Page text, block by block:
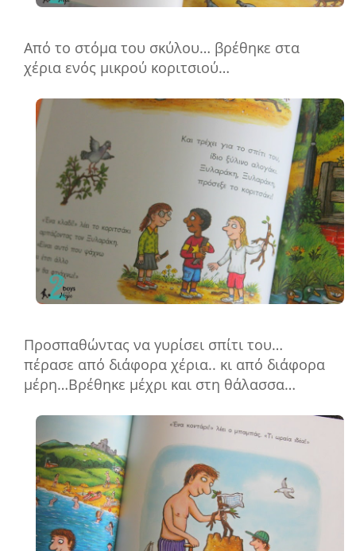
Από το στόμα του σκύλου… βρέθηκε στα
χέρια ενός μικρού κοριτσιού…
Προσπαθώντας να γυρίσει σπίτι του…
πέρασε από διάφορα χέρια.. κι από διάφορα
μέρη…Βρέθηκε μέχρι και στη θάλασσα…